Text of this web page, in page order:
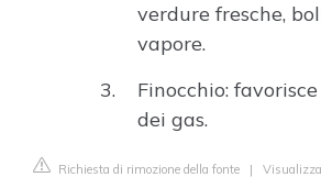
verdure fresche,
vapore.
Finocchio:
dei gas.
Richiesta di rimozione della fonte |